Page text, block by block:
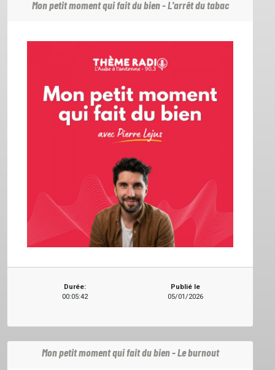
Mon petit moment qui fait du bien - L'arrêt du tabac
Durée:
00:05:42
Publié le
05/01/2026
Mon petit moment qui fait du bien - Le burnout